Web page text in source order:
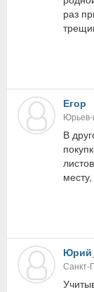
раз
Егор
Юрьев-
В
Санкт-